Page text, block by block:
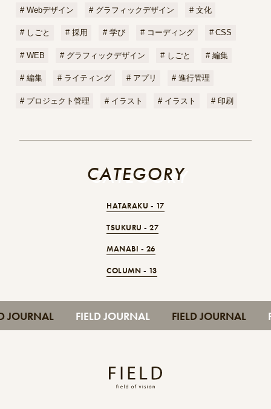
Webデザイン グラフィックデザイン 文化
しごと 採用 学び コーディング CSS
WEB グラフィックデザイン しごと 編集
編集 ライティング アプリ 進行管理
プロジェクト管理 イラスト イラスト 印刷
CATEGORY
CATEGORY
HATARAKU - 17
TSUKURU -27
MANABI - 26
COLUMN - 13
JOURNAL FIELD JOURNAL FIELD JOURNAL